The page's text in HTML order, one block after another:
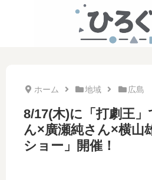
ホーム 地域 広島
8/17(木)に「打劇王」
ん×廣瀬純さん×横山
ショー」開催！